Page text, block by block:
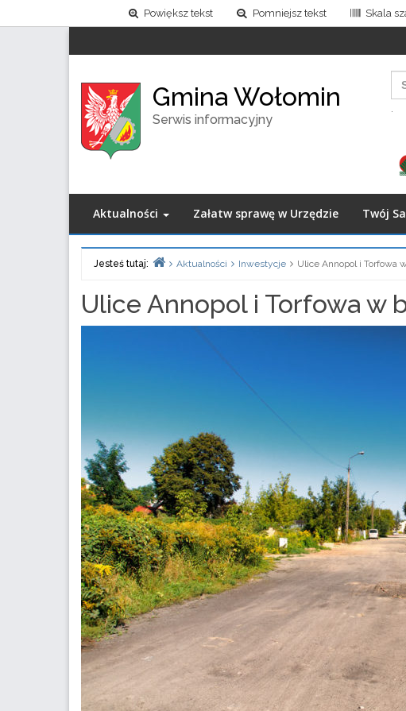
Powiększ tekst Pomniejsz tekst Skala
Gmina Wołomin
Serwis informacyjny
.
Aktualności Załatw sprawę w Urzędzie Twój
Jesteś tutaj:
Aktualności Inwestycje Ulice Annopol i Torfowa
Ulice Annopol i Torfowa w